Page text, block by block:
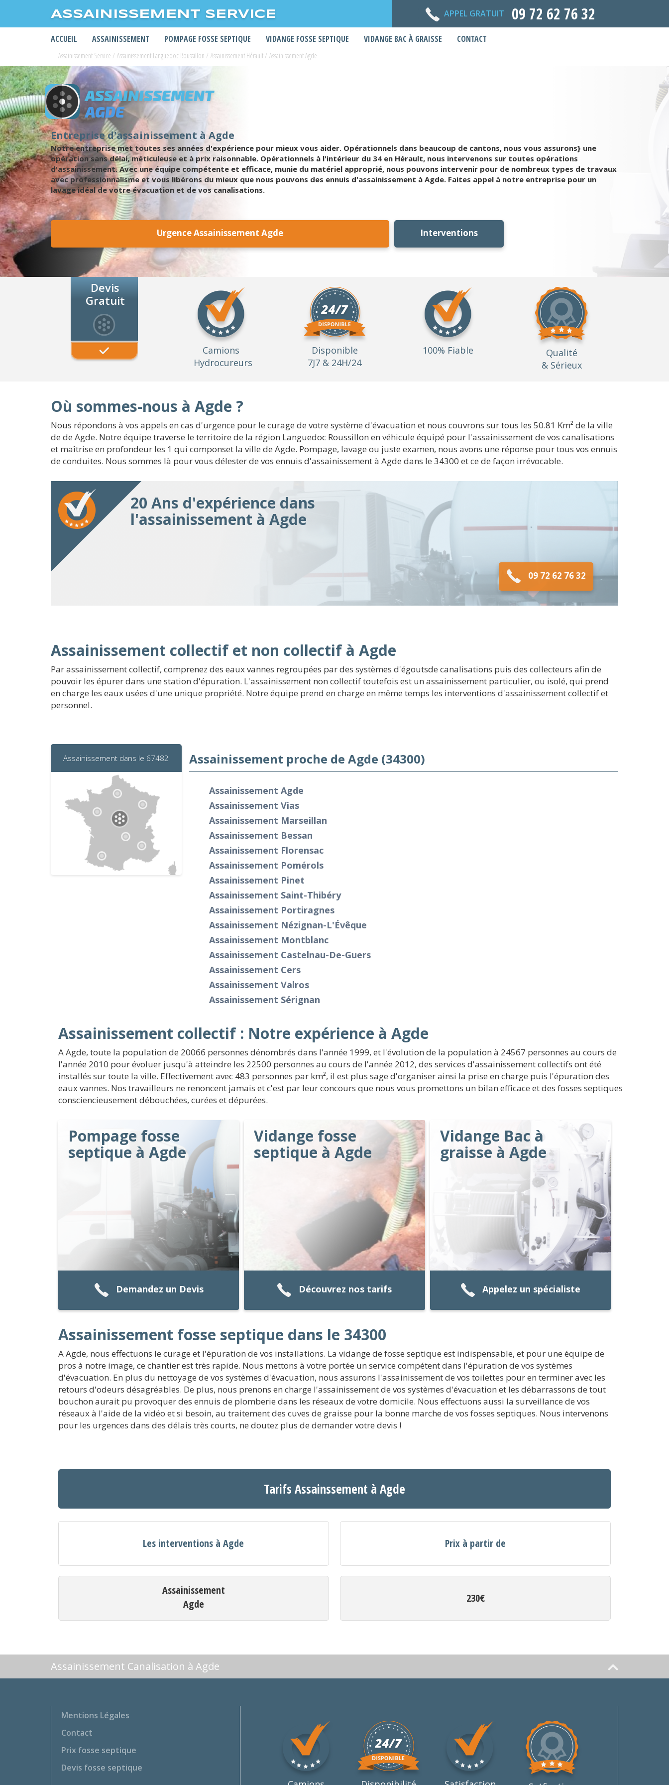
ASSAINISSEMENT SERVICE APPEL GRATUIT 09 72 62 76 32
ACCUEIL ASSAINISSEMENT POMPAGE FOSSE SEPTIQUE VIDANGE FOSSE SEPTIQUE VIDANGE BAC À GRAISSE CONTACT
Assainissement Service / Assainissement Languedoc Roussillon / Assainissement Hérault/ Assainissement Agde
ASSAINISSEMENT
AGDE
Entreprise d'assainissement à Agde
Notre entreprise met toutes ses années d'expérience pour mieux vous aider. Opérationnels dans beaucoup de cantons, nous vous assurons} une
opération sans délai, méticuleuse et à prix raisonnable. Opérationnels à l'intérieur du 34 en Hérault, nous intervenons sur toutes opérations
d'assainissement. Avec une équipe compétente et efficace, munie du matériel approprié, nous pouvons intervenir pour de nombreux types de travaux
avec professionnalisme et vous libérons du mieux que nous pouvons des ennuis d'assainissement à Agde. Faites appel à notre entreprise pour un
lavage idéal de votre évacuation et de vos canalisations.
Urgence Assainissement Agde Interventions
Devis
Gratuit
Camions
Hydrocureurs
Disponible
7J7 & 24H/24
100% Fiable
Qualité
& Sérieux
Où sommes-nous à Agde ?
Nous répondons à vos appels en cas d'urgence pour le curage de votre système d'évacuation et nous couvrons sur tous les 50.81 Km² de la ville
de de Agde. Notre équipe traverse le territoire de la région Languedoc Roussillon en véhicule équipé pour l'assainissement de vos canalisations
et maîtrise en profondeur les 1 qui componset la ville de Agde. Pompage, lavage ou juste examen, nous avons une réponse pour tous vos ennuis
de conduites. Nous sommes là pour vous délester de vos ennuis d'assainissement à Agde dans le 34300 et ce de façon irrévocable.
20 Ans d'expérience dans
l'assainissement à Agde
09 72 62 76 32
Assainissement collectif et non collectif à Agde
Par assainissement collectif, comprenez des eaux vannes regroupées par des systèmes d'égoutsde canalisations puis des collecteurs afin de
pouvoir les épurer dans une station d'épuration. L'assainissement non collectif toutefois est un assainissement particulier, ou isolé, qui prend
en charge les eaux usées d'une unique propriété. Notre équipe prend en charge en même temps les interventions d'assainissement collectif et
personnel.
Assainissement dans le 67482 Assainissement proche de Agde (34300)
Assainissement Agde
Assainissement Vias
Assainissement Marseillan
Assainissement Bessan
Assainissement Florensac
Assainissement Pomérols
Assainissement Pinet
Assainissement Saint-Thibéry
Assainissement Portiragnes
Assainissement Nézignan-L'Évêque
Assainissement Montblanc
Assainissement Castelnau-De-Guers
Assainissement Cers
Assainissement Valros
Assainissement Sérignan
Assainissement collectif : Notre expérience à Agde
A Agde, toute la population de 20066 personnes dénombrés dans l'année 1999, et l'évolution de la population à 24567 personnes au cours de
l'année 2010 pour évoluer jusqu'à atteindre les 22500 personnes au cours de l'année 2012, des services d'assainissement collectifs ont été
installés sur toute la ville. Effectivement avec 483 personnes par km², il est plus sage d'organiser ainsi la prise en charge puis l'épuration des
eaux vannes. Nos travailleurs ne renoncent jamais et c'est par leur concours que nous vous promettons un bilan efficace et des fosses septiques
consciencieusement débouchées, curées et dépurées.
Pompage fosse
septique à Agde
Demandez un Devis
Vidange fosse
septique à Agde
Découvrez nos tarifs
Vidange Bac à
graisse à Agde
Appelez un spécialiste
Assainissement fosse septique dans le 34300
A Agde, nous effectuons le curage et l'épuration de vos installations. La vidange de fosse septique est indispensable, et pour une équipe de
pros à notre image, ce chantier est très rapide. Nous mettons à votre portée un service compétent dans l'épuration de vos systèmes
d'évacuation. En plus du nettoyage de vos systèmes d'évacuation, nous assurons l'assainissement de vos toilettes pour en terminer avec les
retours d'odeurs désagréables. De plus, nous prenons en charge l'assainissement de vos systèmes d'évacuation et les débarrassons de tout
bouchon aurait pu provoquer des ennuis de plomberie dans les réseaux de votre domicile. Nous effectuons aussi la surveillance de vos
réseaux à l'aide de la vidéo et si besoin, au traitement des cuves de graisse pour la bonne marche de vos fosses septiques. Nous intervenons
pour les urgences dans des délais très courts, ne doutez plus de demander votre devis !
Tarifs Assainssement à Agde
Les interventions à Agde Prix à partir de
Assainissement
Agde
230€
Assainissement Canalisation à Agde
Mentions Légales
Contact
Prix fosse septique
Devis fosse septique